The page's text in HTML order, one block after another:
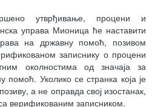
утврђивање, процени и
управа Мионица ће наставити
на државну помоћ, позивом
записнику о процени
околностима од значаја за
Уколико се странка која је
а не оправда свој изостанак,
верификованим записником.